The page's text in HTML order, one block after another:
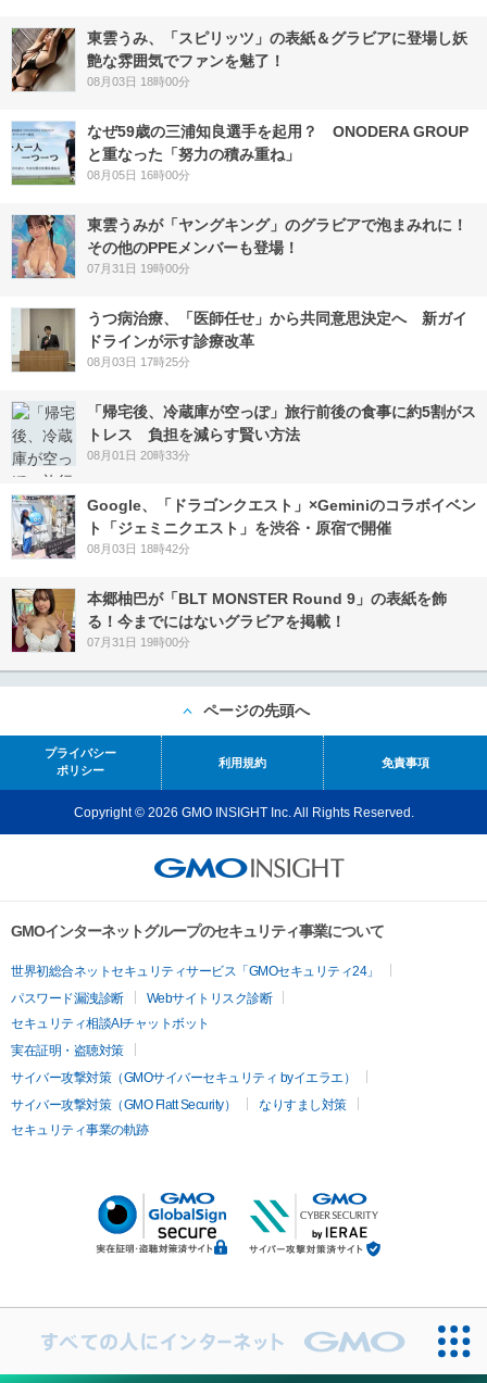
東雲うみ、「スピリッツ」の表紙＆グラビアに登場し妖
艶な雰囲気でファンを魅了！
08月03日 18時00分
なぜ59歳の三浦知良選手を起用？ ONODERA GROUP
と重なった「努力の積み重ね」
08月05日 16時00分
東雲うみが「ヤングキング」のグラビアで泡まみれに！
その他のPPEメンバーも登場！
07月31日 19時00分
うつ病治療、「医師任せ」から共同意思決定へ 新ガイ
ドラインが示す診療改革
08月03日 17時25分
「帰宅後、冷蔵庫が空っぽ」旅行前後の食事に約5割がス
トレス 負担を減らす賢い方法
08月01日 20時33分
Google、「ドラゴンクエスト」×Geminiのコラボイベン
ト「ジェミニクエスト」を渋谷・原宿で開催
08月03日 18時42分
本郷柚巴が「BLT MONSTER Round 9」の表紙を飾
る！今までにはないグラビアを掲載！
07月31日 19時00分
ページの先頭へ
プライバシー
ポリシー
利用規約 免責事項
Copyright © 2026 GMO INSIGHT Inc. All Rights Reserved.
GMOインターネットグループのセキュリティ事業について
世界初総合ネットセキュリティサービス「GMOセキュリティ24」
パスワード漏洩診断
Webサイトリスク診断
セキュリティ相談AIチャットボット
実在証明・盗聴対策
サイバー攻撃対策（GMOサイバーセキュリティ byイエラエ）
サイバー攻撃対策（GMO Flatt Security）
なりすまし対策
セキュリティ事業の軌跡